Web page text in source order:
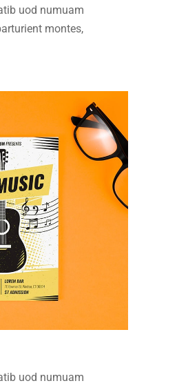
uod numuam
montes,
uod numuam